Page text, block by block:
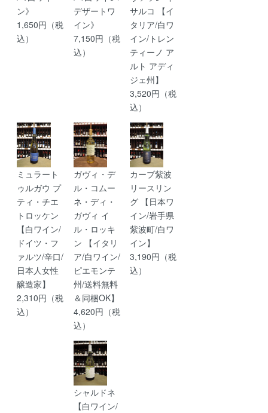
ン》
1,650円（税
込）
デザートワ
イン》
7,150円（税
込）
サルコ 【イ
タリア/白ワ
イン/トレン
ティーノ ア
ルト アディ
ジェ州】
3,520円（税
込）
ミュラート
ゥルガウ プ
ティ・チエ
トロッケン
【白ワイン/
ドイツ・フ
ァルツ/辛口/
日本人女性
醸造家】
2,310円（税
込）
ガヴィ・デ
ル・コムー
ネ・ディ・
ガヴィ イ
ル・ロッキ
ン 【イタリ
ア/白ワイン/
ピエモンテ
州/送料無料
＆同梱OK】
4,620円（税
込）
カーブ紫波
リースリン
グ 【日本ワ
イン/岩手県
紫波町/白ワ
イン】
3,190円（税
込）
シャルドネ
【白ワイン/